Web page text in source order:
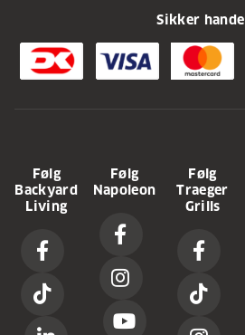
Sikker handel
Følg
Backyard
Living
Følg
Napoleon
Følg
Traeger
Grills